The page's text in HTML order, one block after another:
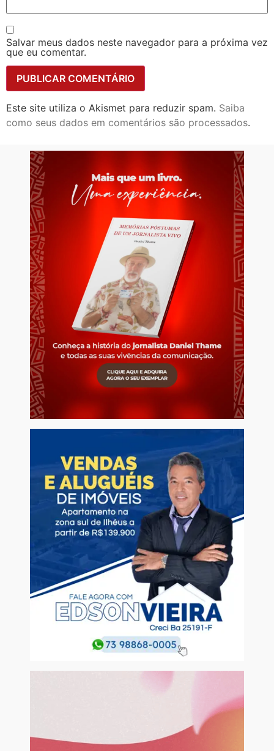
Salvar meus dados neste navegador para a próxima vez
que eu comentar.
Este site utiliza o Akismet para reduzir spam. Saiba
como seus dados em comentários são processados.